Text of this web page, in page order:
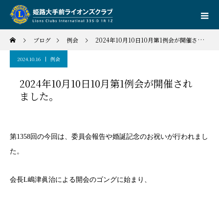
ブログ 例会 2024年10月10日10月第1例会が開催されました。
2024.10.16 例会
2024年10月10日10月第1例会が開催され
ました。
第1358回の今回は、委員会報告や婚誕記念のお祝いが行われまし
た。
会長L嶋津眞治による開会のゴングに始まり、